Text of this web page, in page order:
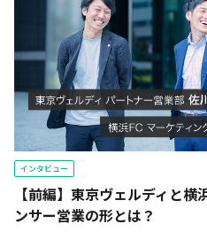
インタビュー
【前編】東京ヴェルディと
ンサー営業の形とは？